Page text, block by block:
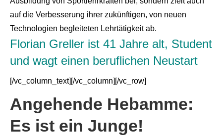
auf die Verbesserung ihrer zukünftigen, von neuen
Technologien begleiteten Lehrtätigkeit ab.
Florian Greller ist 41 Jahre alt, Student
und wagt einen beruflichen Neustart
[/vc_column_text][/vc_column][/vc_row]
Angehende Hebamme:
Es ist ein Junge!